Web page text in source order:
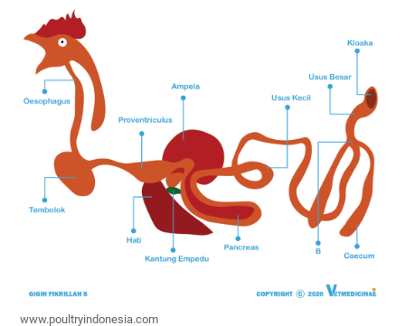
www.poultryindonesia.com